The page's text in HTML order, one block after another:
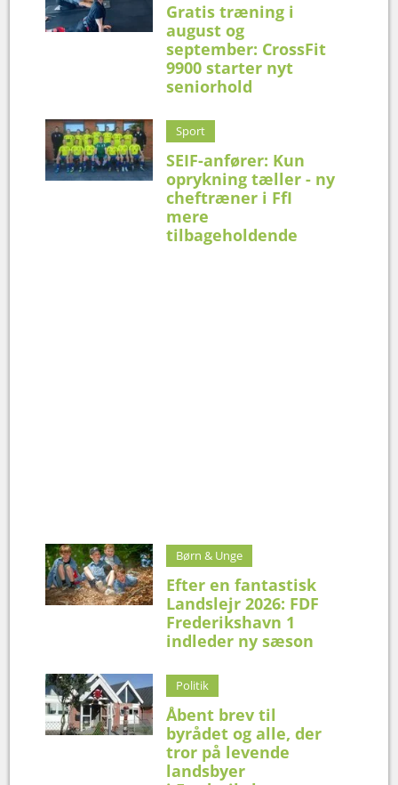
Gratis træning i
august og
september: CrossFit
9900 starter nyt
seniorhold
Sport
SEIF-anfører: Kun
oprykning tæller - ny
cheftræner i FfI
mere
tilbageholdende
Børn & Unge
Efter en fantastisk
Landslejr 2026: FDF
Frederikshavn 1
indleder ny sæson
Politik
Åbent brev til
byrådet og alle, der
tror på levende
landsbyer